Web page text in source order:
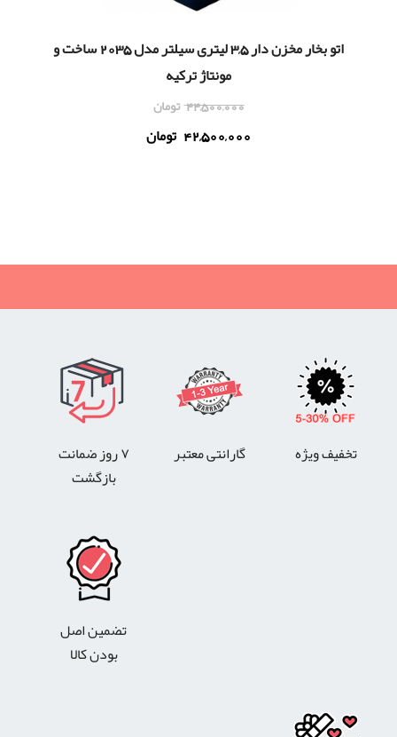
اتو بخار مخزن دار 3,5 لیتری سیلتر مدل 2035 ساخت و
مونتاژ ترکیه
44,500,000 تومان
42,500,000 تومان
تخفیف ویژه گارانتی معتبر
۷ روز ضمانت
بازگشت
تضمین اصل
بودن کالا